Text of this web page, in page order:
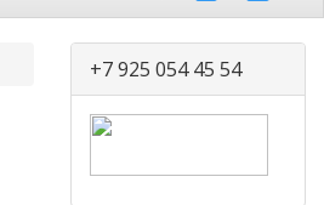
+7 925 054 45 54